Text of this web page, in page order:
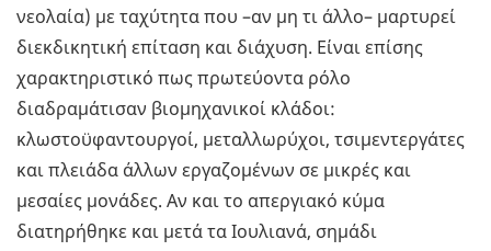
νεολαία) με ταχύτητα που –αν μη τι άλλο– μαρτυρεί
διεκδικητική επίταση και διάχυση. Είναι επίσης
χαρακτηριστικό πως πρωτεύοντα ρόλο
διαδραμάτισαν βιομηχανικοί κλάδοι:
κλωστοϋφαντουργοί, μεταλλωρύχοι, τσιμεντεργάτες
και πλειάδα άλλων εργαζομένων σε μικρές και
μεσαίες μονάδες. Αν και το απεργιακό κύμα
διατηρήθηκε και μετά τα Ιουλιανά, σημάδι